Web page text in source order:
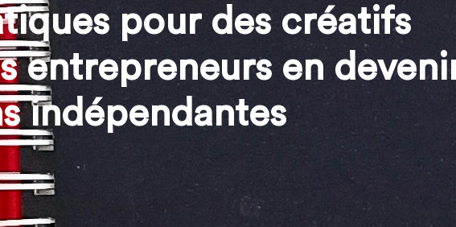
pour des créatifs
entrepreneurs en
indépendantes